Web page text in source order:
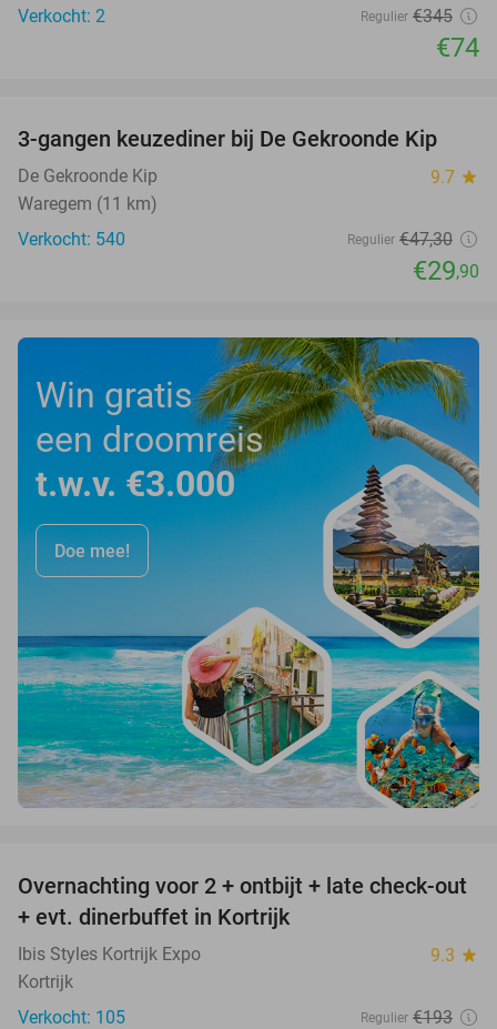
Verkocht: 2 Regulier €345
€74
37%
3-gangen keuzediner bij De Gekroonde Kip
De Gekroonde Kip 9.7 star
Waregem (11 km)
Verkocht: 540
Regulier €47,30
€29,90
Win gratis
een droomreis
t.w.v. €3.000
Doe mee!
49%
Overnachting voor 2 + ontbijt + late check-out
+ evt. dinerbuffet in Kortrijk
Ibis Styles Kortrijk Expo 9.3 star
Kortrijk
Verkocht: 105
Regulier €193